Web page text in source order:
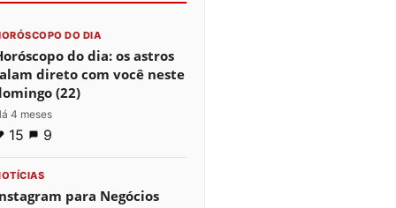
DO DIA
do dia: os astros
direto com você neste
(22)
4 meses
15 9
para Negócios